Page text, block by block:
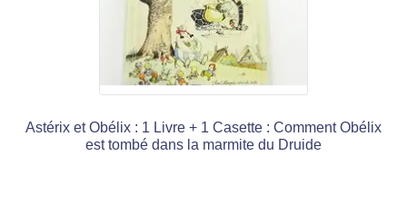
Astérix et Obélix : 1 Livre + 1 Casette : Comment Obélix
est tombé dans la marmite du Druide